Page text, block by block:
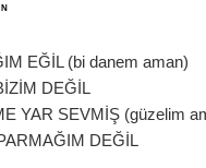
EĞİL (bi danem aman)
DEĞİL
YAR SEVMİŞ (güzelim
DEĞİL